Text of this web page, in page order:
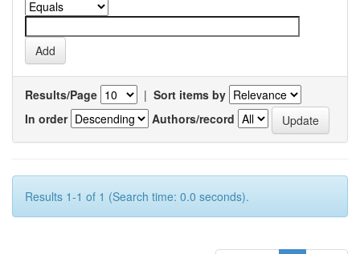
Results/Page | Sort items by
In order
Authors/record
Results 1-1 of 1 (Search time: 0.0 seconds).